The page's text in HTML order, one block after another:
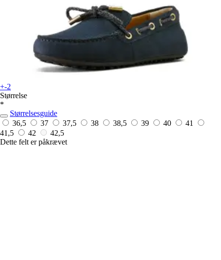
+-2
Størrelse
*
Størrelsesguide
36,5
37 37,5 38 38,5 39 40
41
41,5
42
42,5
Dette felt er påkrævet